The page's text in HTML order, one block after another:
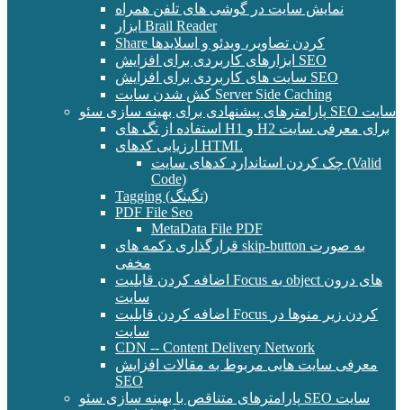
نمایش سایت در گوشی های تلفن همراه
ابزار Brail Reader
Share کردن تصاویر، ویدئو و اسلایدها
ابزارهای کاربردی برای افزایش SEO
سایت های کاربردی برای افزایش SEO
کش شدن سایت Server Side Caching
پارامترهای پیشنهادی برای بهینه سازی سئو SEO سایت
استفاده از تگ های H1 و H2 برای معرفی سایت
ارزیابی کدهای HTML
چک کردن استاندارد کدهای سایت (Valid
Code)
Tagging (تگینگ)
PDF File Seo
MetaData File PDF
قرارگذاری دکمه های skip-button به صورت
مخفی
اضافه کردن قابلیت Focus به object های درون
سایت
اضافه کردن قابلیت Focus کردن زیر منوها در
سایت
CDN -- Content Delivery Network
معرفی سایت هایی مربوط به مقالات افزایش
SEO
پارامترهای متناقص با بهینه سازی سئو SEO سایت